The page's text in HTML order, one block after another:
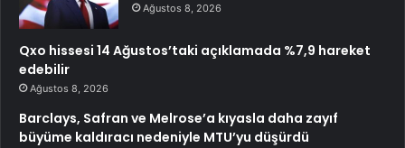
Ağustos 8, 2026
Qxo hissesi 14 Ağustos’taki açıklamada %7,9 hareket
edebilir
Ağustos 8, 2026
Barclays, Safran ve Melrose’a kıyasla daha zayıf
büyüme kaldıracı nedeniyle MTU’yu düşürdü